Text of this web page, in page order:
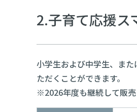
2.子育て応援ス
小学生および中学生、ま
ただくことができます。
※2026年度も継続して販売